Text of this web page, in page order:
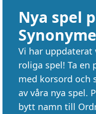
Nya spel
Vi har uppdaterat
roliga spel! Ta en
med korsord och
av våra nya spel.
bytt namn till